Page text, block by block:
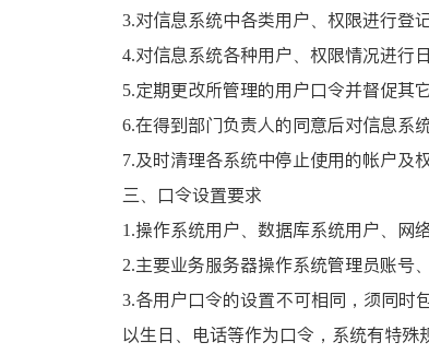
3.对信息系统中各类用户、权限进行登
4.对信息系统各种用户、权限情况进行
5.定期更改所管理的用户口令并督促其
6.在得到部门负责人的同意后对信息系
7.及时清理各系统中停止使用的帐户及权
三、口令设置要求
1.操作系统用户、数据库系统用户、网
2.主要业务服务器操作系统管理员账号
3.各用户口令的设置不可相同，须同时
以生日、电话等作为口令，系统有特殊